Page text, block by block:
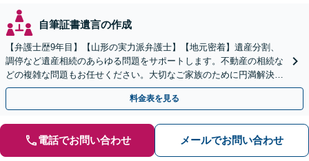
自筆証書遺言の作成
【弁護士歴9年目】【山形の実力派弁護士】【地元密着】遺産分割、
調停など遺産相続のあらゆる問題をサポートします。不動産の相続な
どの複雑な問題もお任せください。大切なご家族のために円満解決を
目指します】
料金表を見る
電話でお問い合わせ メールでお問い合わせ